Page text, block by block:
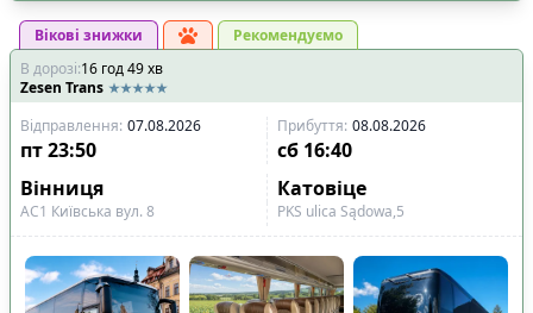
Вікові знижки
Рекомендуємо
В дорозі:16 год49хв
Zesen Trans
Відправлення: 07.08.2026 Прибуття: 08.08.2026
пт23:50 сб 16:40
Вінниця
Катовіце
АС1 Київська вул. 8 PKS ulіca Sądowa,5